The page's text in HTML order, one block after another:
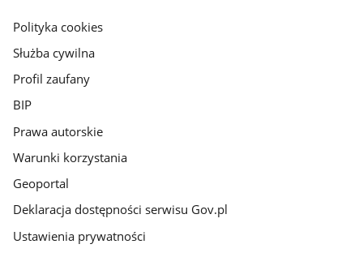
gov.pl
Polityka cookies
Służba cywilna
Profil zaufany
BIP
Prawa autorskie
Warunki korzystania
Geoportal
Deklaracja dostępności serwisu Gov.pl
Ustawienia prywatności